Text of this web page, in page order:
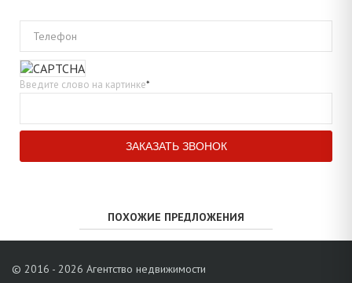
Телефон
Введите слово на картинке*
ПОХОЖИЕ ПРЕДЛОЖЕНИЯ
© 2016 - 2026 Агентство недвижимости